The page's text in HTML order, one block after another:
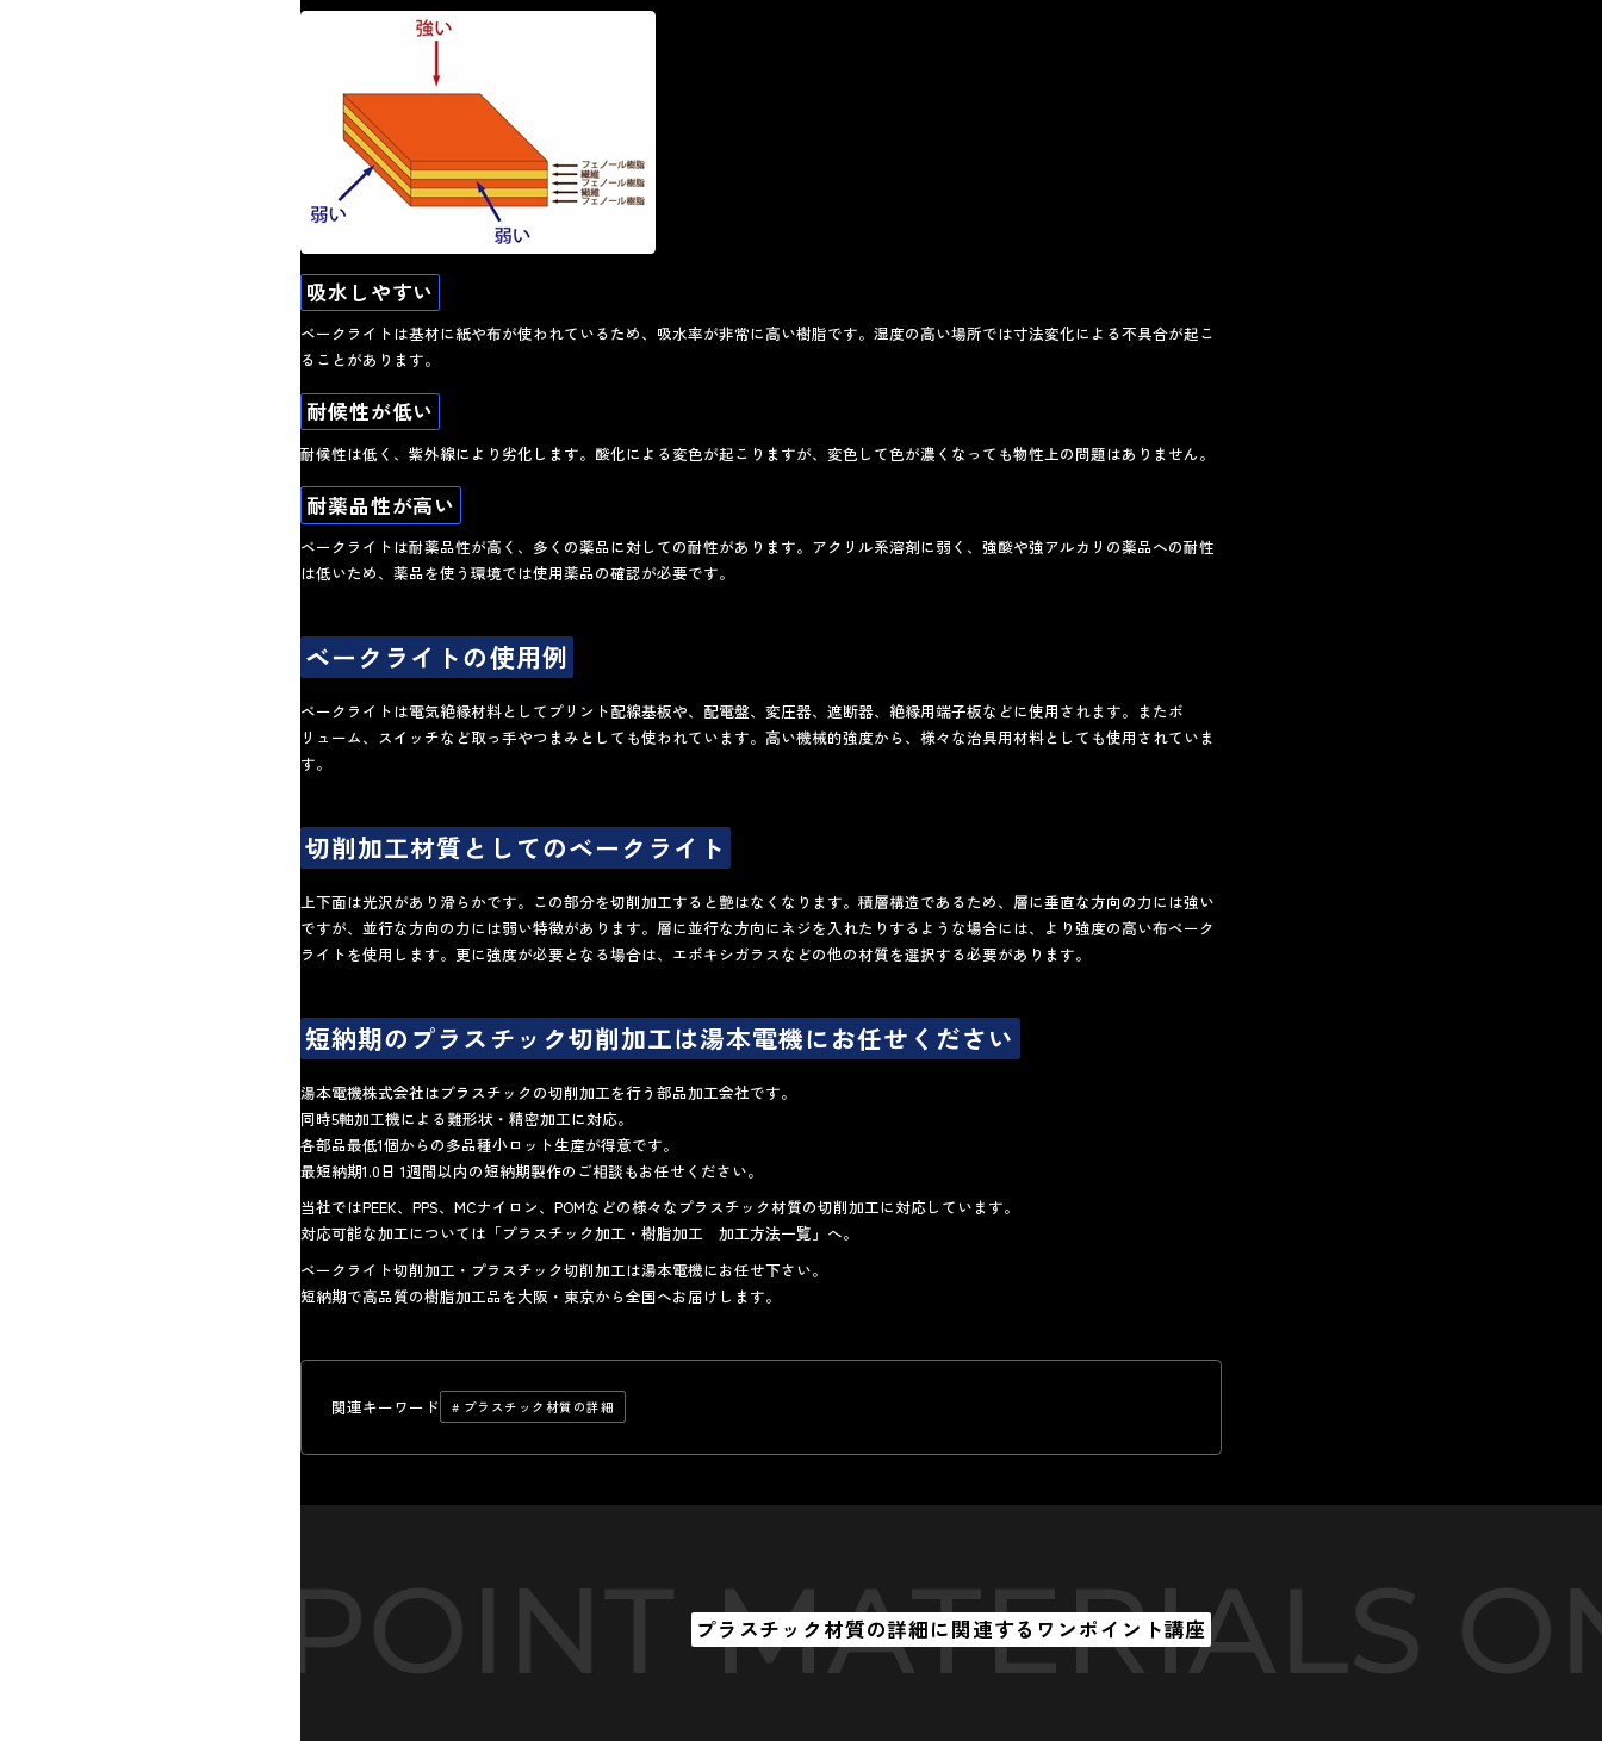
吸水しやすい
ベークライトは基材に紙や布が使われているため、吸水率が非常に高い樹脂です。湿度の高い場所では寸法変化による不具合が起こ
ることがあります。
耐候性が低い
耐候性は低く、紫外線により劣化します。酸化による変色が起こりますが、変色して色が濃くなっても物性上の問題はありません。
耐薬品性が高い
ベークライトは耐薬品性が高く、多くの薬品に対しての耐性があります。アクリル系溶剤に弱く、強酸や強アルカリの薬品への耐性
は低いため、薬品を使う環境では使用薬品の確認が必要です。
ベークライトの使用例
ベークライトは電気絶縁材料としてプリント配線基板や、配電盤、変圧器、遮断器、絶縁用端子板などに使用されます。またボ
リューム、スイッチなど取っ手やつまみとしても使われています。高い機械的強度から、様々な治具用材料としても使用されていま
す。
切削加工材質としてのベークライト
上下面は光沢があり滑らかです。この部分を切削加工すると艶はなくなります。積層構造であるため、層に垂直な方向の力には強い
ですが、並行な方向の力には弱い特徴があります。層に並行な方向にネジを入れたりするような場合には、より強度の高い布ベーク
ライトを使用します。更に強度が必要となる場合は、エポキシガラスなどの他の材質を選択する必要があります。
短納期のプラスチック切削加工は湯本電機にお任せください
湯本電機株式会社はプラスチックの切削加工を行う部品加工会社です。
同時5軸加工機による難形状・精密加工に対応。
各部品最低1個からの多品種小ロット生産が得意です。
最短納期1.0日 1週間以内の短納期製作のご相談もお任せください。
当社ではPEEK、 PPS、 MCナイロン、 POMなどの様々なプラスチック材質の切削加工に対応しています。
対応可能な加工については「プラスチック加工・樹脂加工 加工方法一覧 」へ。
ベークライト切削加工 ・プラスチック切削加工は湯本電機にお任せ下さい。
短納期で高品質の樹脂加工品を大阪・東京から全国へお届けします。
関連キーワード # プラスチック材質の詳細
POINT MATERIALS ONE-
プラスチック材質の詳細に関連する ワンポイント講座